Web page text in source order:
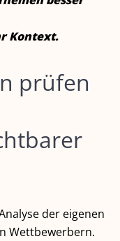
Kontext.
prüfen
der eigenen
Wettbewerbern.